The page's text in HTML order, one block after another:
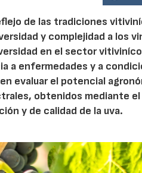
de las tradiciones
y complejidad a los
en el sector
a enfermedades y a
evaluar el potencial
obtenidos mediante
y de calidad de la uva.